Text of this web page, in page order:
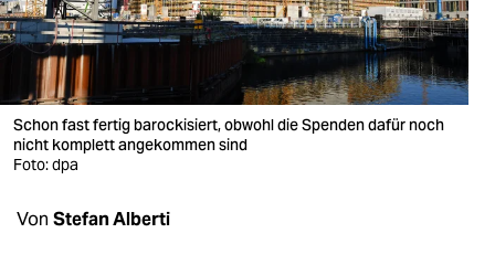
verlag
verlag
veranstaltungen
shop
fragen & hilfe
Schon fast fertig barockisiert, obwohl die Spenden dafür noch
nicht komplett angekommen sind
Foto: dpa
Von Stefan Alberti